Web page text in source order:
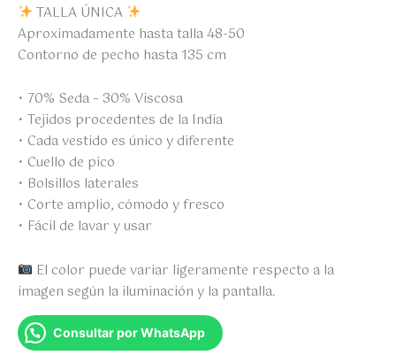
TALLA ÚNICA
Aproximadamente hasta talla 48-50
Contorno de pecho hasta 135 cm
• 70% Seda – 30% Viscosa
• Tejidos procedentes de la India
• Cada vestido es único y diferente
• Cuello de pico
• Bolsillos laterales
• Corte amplio, cómodo y fresco
• Fácil de lavar y usar
El color puede variar ligeramente respecto a la
imagen según la iluminación y la pantalla.
Consultar por WhatsApp